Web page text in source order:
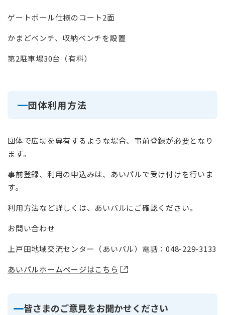
ゲートボール仕様のコート2面
かまどベンチ、収納ベンチを設置
第2駐車場30台（有料）
団体利用方法
団体で広場を専有するような場合、事前登録が必要となり
ます。
事前登録、利用の申込みは、あいパルで受け付けを行いま
す。
利用方法など詳しくは、あいパルにご確認ください。
お問い合わせ
上戸田地域交流センター（あいパル）電話：048-229-3133
あいパルホームページはこちら
皆さまのご意見をお聞かせください